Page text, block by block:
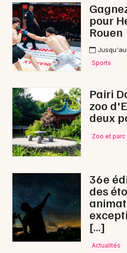
Expos
Sorties & loisirs
Electro dans la Somme
Electro dans les Hauts-de-
Artistes en tournée
Actus à Abbeville
Magazine à Abbeville
pour
Rouen
Sports
Pairi
zoo
deux
Zoo et parc
36e
des
[…]
Actualités